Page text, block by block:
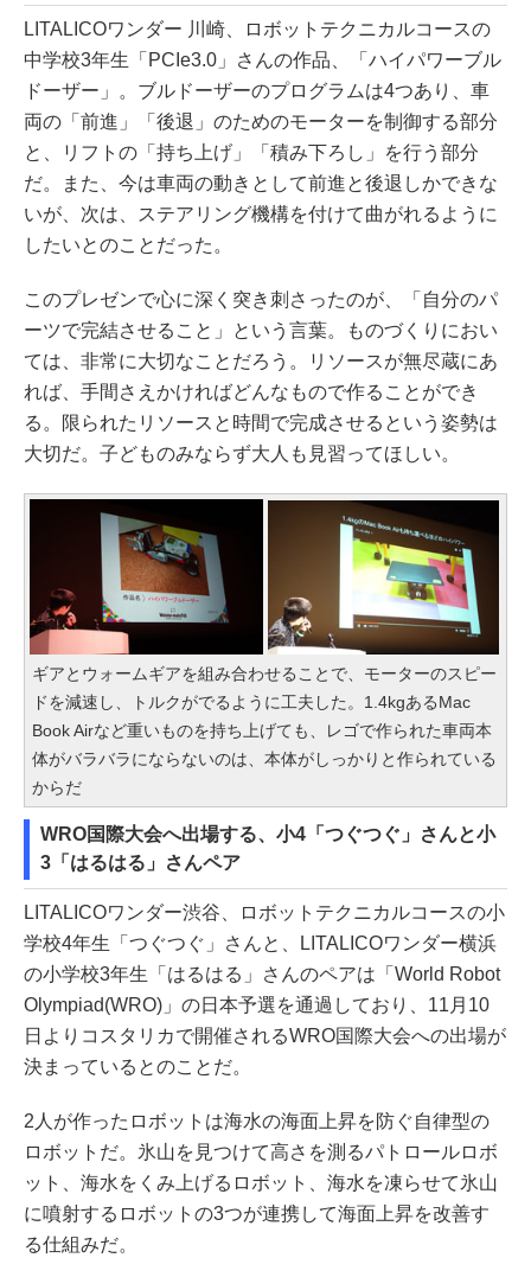
LITALICOワンダー 川崎、ロボットテクニカルコースの
中学校3年生「PCIe3.0」さんの作品、「ハイパワーブル
ドーザー」。ブルドーザーのプログラムは4つあり、車
両の「前進」「後退」のためのモーターを制御する部分
と、リフトの「持ち上げ」「積み下ろし」を行う部分
だ。また、今は車両の動きとして前進と後退しかできな
いが、次は、ステアリング機構を付けて曲がれるように
したいとのことだった。
このプレゼンで心に深く突き刺さったのが、「自分のパ
ーツで完結させること」という言葉。ものづくりにおい
ては、非常に大切なことだろう。リソースが無尽蔵にあ
れば、手間さえかければどんなもので作ることができ
る。限られたリソースと時間で完成させるという姿勢は
大切だ。子どものみならず大人も見習ってほしい。
ギアとウォームギアを組み合わせることで、モーターのスピー
ドを減速し、トルクがでるように工夫した。1.4kgあるMac
Book Airなど重いものを持ち上げても、レゴで作られた車両本
体がバラバラにならないのは、本体がしっかりと作られている
からだ
WRO国際大会へ出場する、小4「つぐつぐ」さんと小
3「はるはる」さんペア
LITALICOワンダー渋谷、ロボットテクニカルコースの小
学校4年生「つぐつぐ」さんと、LITALICOワンダー横浜
の小学校3年生「はるはる」さんのペアは「World Robot
Olympiad(WRO)」の日本予選を通過しており、11月10
日よりコスタリカで開催されるWRO国際大会への出場が
決まっているとのことだ。
2人が作ったロボットは海水の海面上昇を防ぐ自律型の
ロボットだ。氷山を見つけて高さを測るパトロールロボ
ット、海水をくみ上げるロボット、海水を凍らせて氷山
に噴射するロボットの3つが連携して海面上昇を改善す
る仕組みだ。